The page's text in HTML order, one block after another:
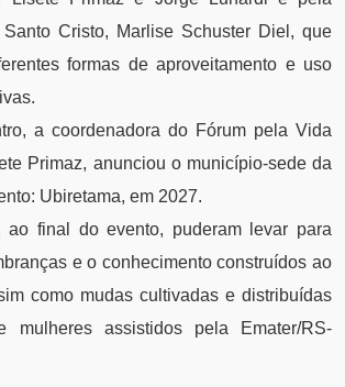
Cristo, Marlise Schuster Diel, que
formas de aproveitamento e uso
a coordenadora do Fórum pela Vida
Primaz, anunciou o município-sede da
Ubiretama, em 2027.
ao final do evento, puderam levar para
e o conhecimento construídos ao
como mudas cultivadas e distribuídas
mulheres assistidos pela Emater/RS-